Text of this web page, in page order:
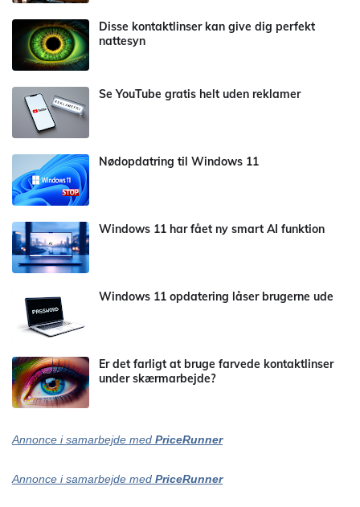
Disse kontaktlinser kan give dig perfekt
nattesyn
Se YouTube gratis helt uden reklamer
Nødopdatring til Windows 11
Windows 11 har fået ny smart AI funktion
Windows 11 opdatering låser brugerne ude
Er det farligt at bruge farvede kontaktlinser
under skærmarbejde?
Annonce i samarbejde med PriceRunner
Annonce i samarbejde med PriceRunner